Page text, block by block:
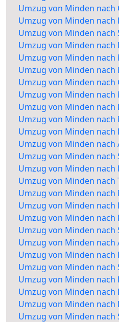
Umzug von Minden nach
Umzug von Minden nach
Umzug von Minden nach
Umzug von Minden nach
Umzug von Minden nach
Umzug von Minden nach
Umzug von Minden nach
Umzug von Minden nach
Umzug von Minden nach
Umzug von Minden nach
Umzug von Minden nach
Umzug von Minden nach
Umzug von Minden nach
Umzug von Minden nach
Umzug von Minden nach
Umzug von Minden nach
Umzug von Minden nach
Umzug von Minden nach
Umzug von Minden nach
Umzug von Minden nach
Umzug von Minden nach
Umzug von Minden nach
Umzug von Minden nach
Umzug von Minden nach
Umzug von Minden nach
Umzug von Minden nach